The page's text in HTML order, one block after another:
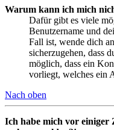
Warum kann ich mich
Dafür gibt es viele
Benutzername und
Fall ist, wende dich
sicherzugehen, dass
möglich, dass ein
vorliegt, welches ein
Nach oben
Ich habe mich vor